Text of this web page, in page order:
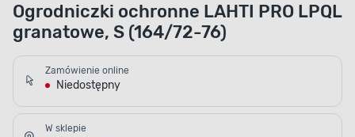
Ogrodniczki ochronne LAHTI PRO LPQL
granatowe, S (164/72-76)
Zamówienie online
Niedostępny
W sklepie